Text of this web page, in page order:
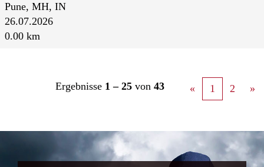
Pune, MH, IN
26.07.2026
0.00 km
Ergebnisse 1 – 25 von 43 « 1 2 »